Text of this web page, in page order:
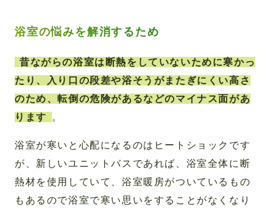
浴室の悩みを解消するため
昔ながらの浴室は断熱をしていないために寒かっ
たり、入り口の段差や浴そうがまたぎにくい高さ
のため、転倒の危険があるなどのマイナス面があ
ります
。
浴室が寒いと心配になるのはヒートショックです
が、新しいユニットバスであれば、浴室全体に断
熱材を使用していて、浴室暖房がついているもの
もあるので浴室で寒い思いをすることがなくなり